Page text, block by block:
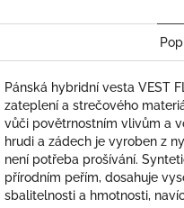
Pánská hybridní vesta VEST
zateplení a strečového
vůči povětrnostním vlivům a
hrudi a zádech je vyroben z
není potřeba prošívání.
přírodním peřím, dosahuje
sbalitelnosti a hmotnosti,